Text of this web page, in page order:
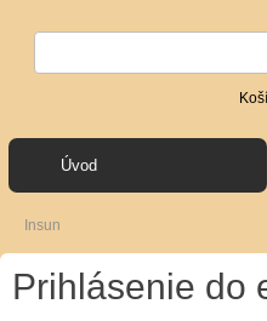
Úvod
Insun
Prihlásenie do